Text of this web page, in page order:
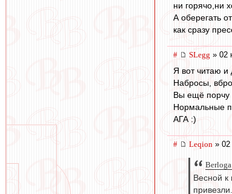
ни горячо,ни
А оберегать
как сразу
# SLegg » 02
Я вот читаю и
Набросы,
Вы ещё порчу
Нормальные
АГА :)
# Leqion » 02
Весной